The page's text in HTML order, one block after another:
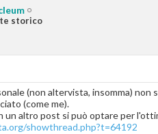
storico
(non altervista, insomma)
(come me).
un altro post si può optare per
showthread.php?t=64192